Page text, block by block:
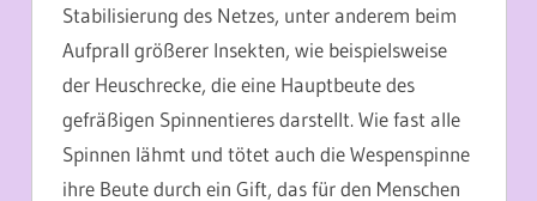
Stabilisierung des Netzes, unter anderem beim
Aufprall größerer Insekten, wie beispielsweise
der Heuschrecke, die eine Hauptbeute des
gefräßigen Spinnentieres darstellt. Wie fast alle
Spinnen lähmt und tötet auch die Wespenspinne
ihre Beute durch ein Gift, das für den Menschen